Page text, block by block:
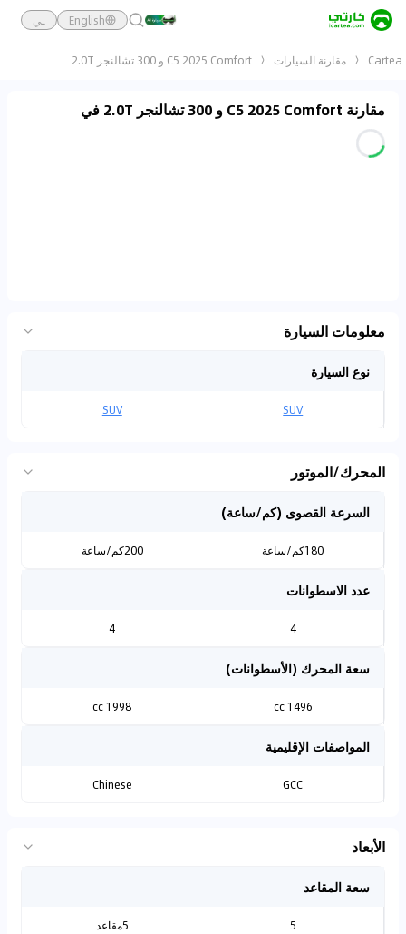
English ـي
Cartea مقارنة السيارات C5 2025 Comfort و 300 تشالنجر 2.0T
مقارنة C5 2025 Comfort و 300 تشالنجر 2.0T في
معلومات السيارة
نوع السيارة
SUV
SUV
المحرك/الموتور
السرعة القصوى (كم/ساعة)
180كم/ساعة 200كم/ساعة
عدد الاسطوانات
4
4
سعة المحرك (الأسطوانات)
1496 cc
1998 cc
المواصفات الإقليمية
GCC
Chinese
الأبعاد
سعة المقاعد
5 5مقاعد